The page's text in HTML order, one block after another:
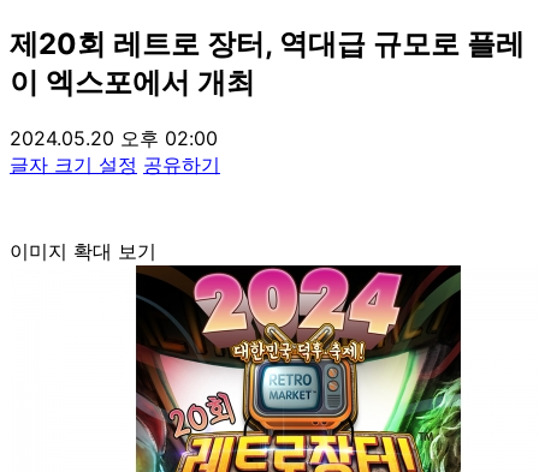
제20회 레트로 장터, 역대급 규모로 플레
이 엑스포에서 개최
2024.05.20 오후 02:00
글자 크기 설정 공유하기
이미지 확대 보기